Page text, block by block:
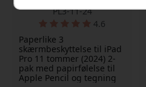
PL3-11-24
4.6
Paperlike 3
skærmbeskyttelse til iPad
Pro 11 tommer (2024) 2-
pak med papirfølelse til
Apple Pencil og tegning